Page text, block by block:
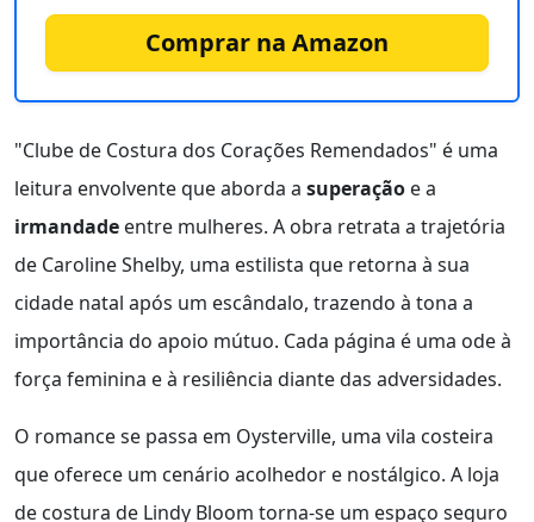
Comprar na Amazon
"Clube de Costura dos Corações Remendados" é uma
leitura envolvente que aborda a superação e a
irmandade entre mulheres. A obra retrata a trajetória
de Caroline Shelby, uma estilista que retorna à sua
cidade natal após um escândalo, trazendo à tona a
importância do apoio mútuo. Cada página é uma ode à
força feminina e à resiliência diante das adversidades.
O romance se passa em Oysterville, uma vila costeira
que oferece um cenário acolhedor e nostálgico. A loja
de costura de Lindy Bloom torna-se um espaço seguro